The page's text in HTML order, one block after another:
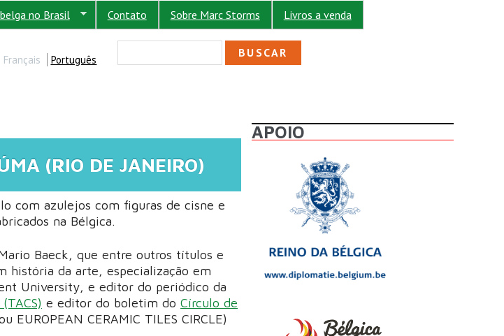
no Brasil Contato Sobre Marc Storms Livros a venda
Français Português FORMULÁRIO DE BUSCA
(RIO DE JANEIRO)
com azulejos com figuras de cisne e
na Bélgica.
Baeck, que entre outros títulos e
história da arte, especialização em
University, e editor do periódico da
e editor do boletim doCírculo de
EUROPEAN CERAMIC TILES CIRCLE)
APOIO